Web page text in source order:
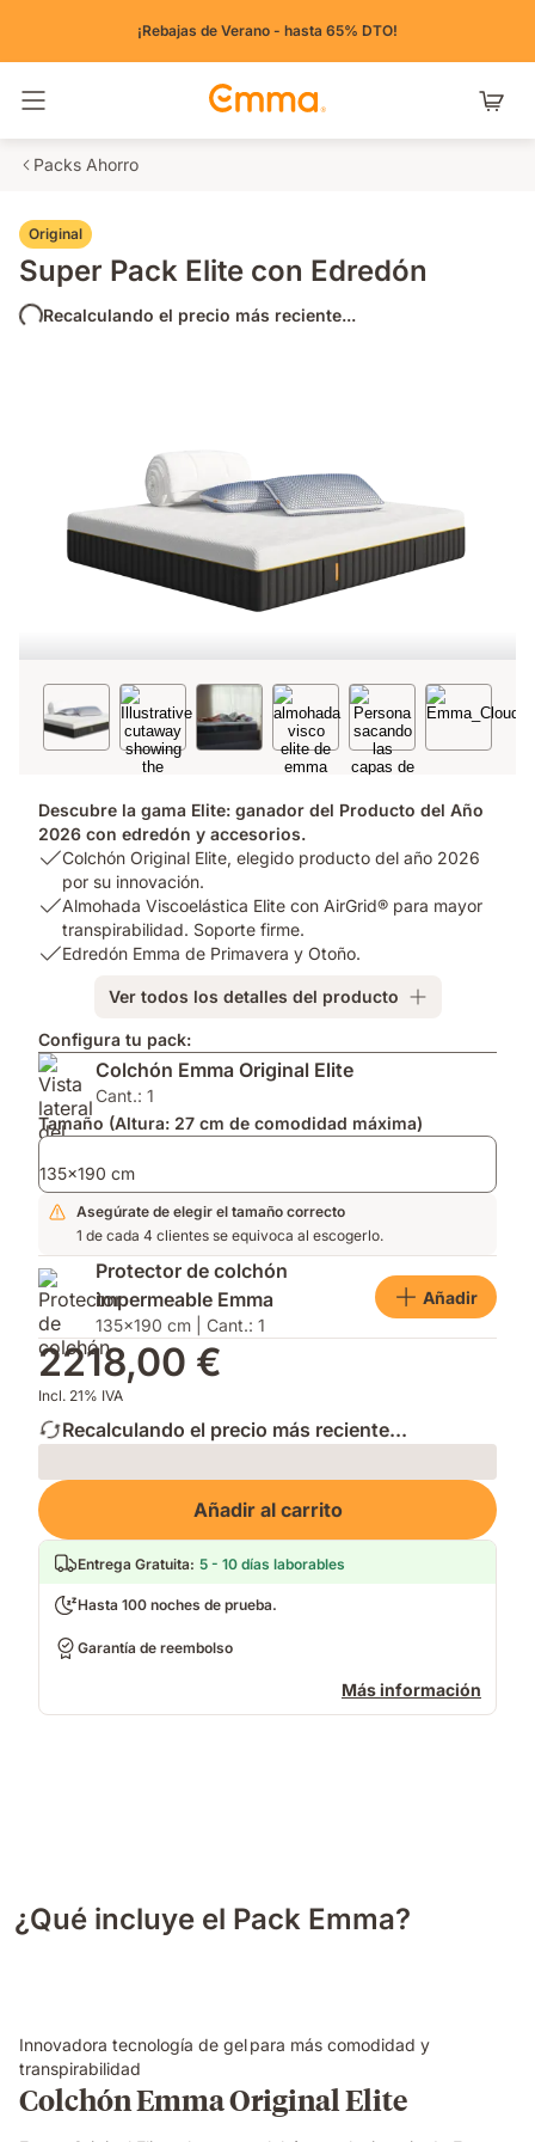
¡Rebajas de Verano - hasta 65% DTO!
Packs Ahorro
Original
Super Pack Elite con Edredón
Recalculando el precio más reciente...
Descubre la gama Elite: ganador del Producto del Año
2026 con edredón y accesorios.
USP
Colchón
Original
Elite,
año
2026
por
su
innovación.
Colchón Original Elite, elegido producto del año 2026
por su innovación.
USP
Almohada
AirGrid®
para
mayor
transpirabilidad.
Soporte
firme.
Almohada Viscoelástica Elite con AirGrid® para mayor
transpirabilidad. Soporte firme.
USP
de
Primavera
y
Otoño.
Edredón Emma de Primavera y Otoño.
Ver todos los detalles del producto
Configura tu pack:
Colchón Emma Original Elite
Cant.: 1
Tamaño (Altura: 27 cm de comodidad máxima)
135x190 cm
Asegúrate de elegir el tamaño correcto
1 de cada 4 clientes se equivoca al escogerlo.
Protector de colchón
impermeable Emma
135x190 cm | Cant.: 1
Añadir
2218,00 €
Incl. 21% IVA
Recalculando el precio más reciente...
Loading
Añadir al carrito
Entrega Gratuita: 5 - 10 días laborables
Hasta 100 noches de prueba.
Garantía de reembolso
Más información
¿Qué incluye el Pack Emma?
Innovadora tecnología de gel para más comodidad y
transpirabilidad
Colchón Emma Original Elite